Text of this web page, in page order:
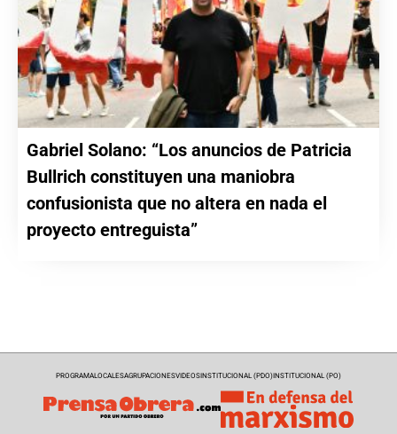
Gabriel Solano: “Los anuncios de Patricia
Bullrich constituyen una maniobra
confusionista que no altera en nada el
proyecto entreguista”
PROGRAMALOCALESAGRUPACIONESVIDEOSINSTITUCIONAL (PDO)INSTITUCIONAL (PO)